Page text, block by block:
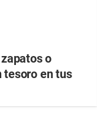
o
tesoro en tus